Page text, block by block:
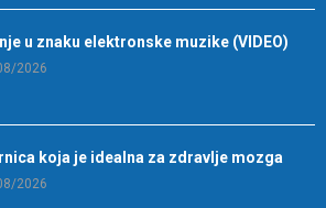
u znaku elektronske muzike (VIDEO)
2026
koja je idealna za zdravlje mozga
2026